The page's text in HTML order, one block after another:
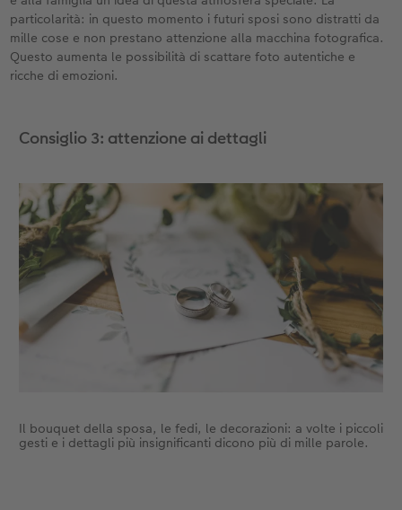
particolarità: in questo momento i futuri sposi sono distratti da
mille cose e non prestano attenzione alla macchina fotografica.
Questo aumenta le possibilità di scattare foto autentiche e
ricche di emozioni.
Consiglio 3: attenzione ai dettagli
Il bouquet della sposa, le fedi, le decorazioni: a volte i piccoli
gesti e i dettagli più insignificanti dicono più di mille parole.